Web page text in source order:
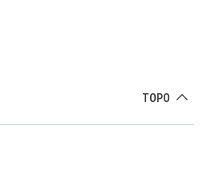
TOPO